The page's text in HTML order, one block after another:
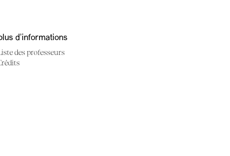
d'informations
des professeurs